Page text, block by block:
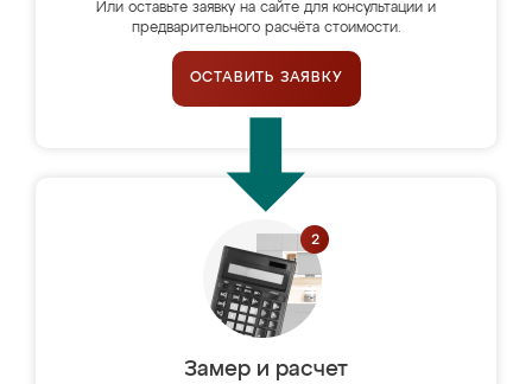
Или оставьте заявку на сайте для консультации и
предварительного расчёта стоимости.
ОСТАВИТЬ ЗАЯВКУ
Замер и расчет